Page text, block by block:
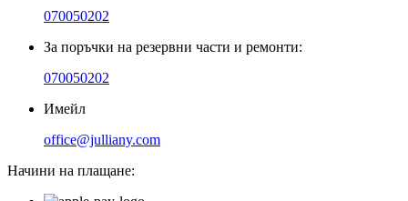
070050202
За поръчки на резервни части и ремонти:
070050202
Имейл
office@julliany.com
Начини на плащане: